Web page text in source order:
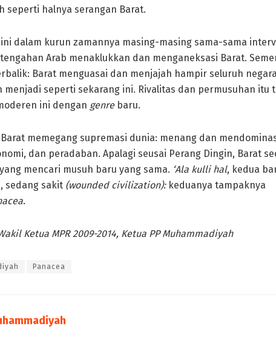
seperti halnya serangan Barat.
dalam kurun zamannya masing-masing sama-sama
Arab menaklukkan dan menganeksasi Barat.
Barat menguasai dan menjajah hampir seluruh
seperti sekarang ini. Rivalitas dan permusuhan itu
ini dengan genrebaru.
memegang supremasi dunia: menang dan
dan peradaban. Apalagi seusai Perang Dingin, Barat
mencari musuh baru yang sama. ‘Ala kulli hal, kedua
sedang sakit (wounded civilization): keduanya tampaknya
.
Ketua MPR 2009-2014, Ketua PP Muhammadiyah
Panacea